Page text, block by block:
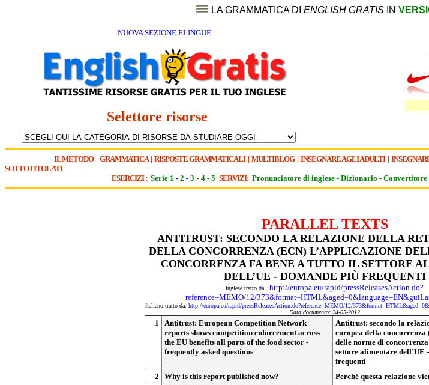
LA GRAMMATICA DI ENGLISH GRATIS IN
NUOVA SEZIONE ELINGUE
Selettore risorse
IL METODO| GRAMMATICA| RISPOSTE GRAMMATICALI| MULTIBLOG| INSEGNARE AGLI ADULTI |
SOTTOTITOLATI
ESERCIZI : Serie 1 - 2 - 3 - 4 - 5 SERVIZI: Pronunciatore di inglese - Dizionario - Convertitore
PARALLEL TEXTS
ANTITRUST: SECONDO LA RELAZIONE DELLA
DELLA CONCORRENZA (ECN) L’APPLICAZIONE
CONCORRENZA FA BENE A TUTTO IL SETTORE
DELL’UE - DOMANDE PIÙ FREQUENTI
Inglese tratto da:
http://europa.eu/rapid/pressReleasesAction.do?
reference=MEMO/12/
Italiano tratto da: http://europa.eu/rapid/pressReleasesAction.do?reference=MEMO/12/
Data documento: 24-05-2012
1
Antitrust: European Competition Network
reports shows competition enforcement across
the EU benefits all parts of the food sector -
frequently asked questions
Antitrust: secondo la
europea della concorrenza
delle norme di
settore alimentare dell’UE
frequenti
2
Why is this report published now?
Perché questa relazione